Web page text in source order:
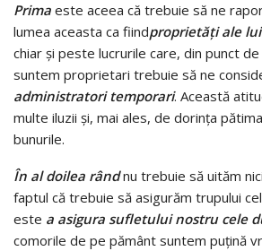
Prima este aceea că trebuie să ne
lumea aceasta ca fiindproprietăţi ale
chiar şi peste lucrurile care, din punct
suntem proprietari trebuie să ne
administratori temporari. Această
multe iluzii şi, mai ales, de dorinţa
bunurile.
În al doilea rândnu trebuie să uităm
faptul că trebuie să asigurăm trupului
este a asigura sufletului nostru cele
comorile de pe pământ suntem puţină